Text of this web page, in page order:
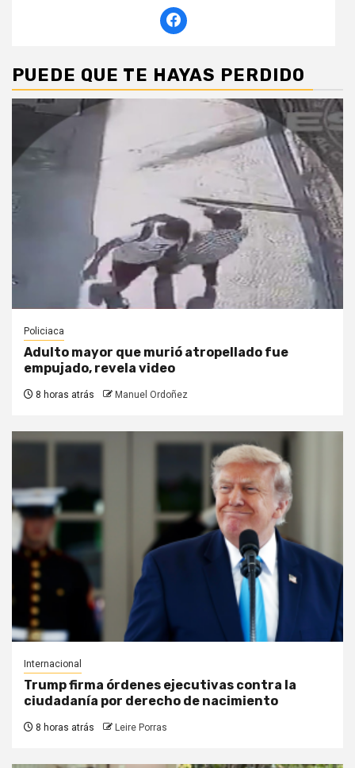
PUEDE QUE TE HAYAS PERDIDO
Policiaca
Adulto mayor que murió atropellado fue
empujado, revela video
8 horas atrás Manuel Ordoñez
Internacional
Trump firma órdenes ejecutivas contra la
ciudadanía por derecho de nacimiento
8 horas atrás Leire Porras